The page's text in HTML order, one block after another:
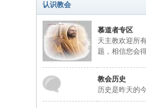
认识教会
慕道者专区
天主教欢迎所
题，相信您会
教会历史
历史是昨天的